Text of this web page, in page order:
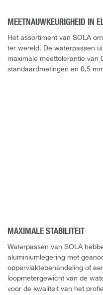
MEETNAUWKEURIGHEID IN
Het assortiment van SOLA
ter wereld. De waterpassen
maximale meettolerantie van
standaardmetingen en 0,5
MAXIMALE STABILITEIT
Waterpassen van SOLA
aluminiumlegering met
oppervlaktebehandeling of
loopmetergewicht van de
voor de kwaliteit van het